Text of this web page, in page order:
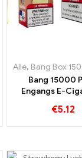
Alle, Bang Box
Bang 15000
Engangs E-
blander sig
€5.12